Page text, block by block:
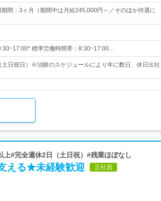
間：3ヶ月（期間中は月給245,000円～／そのほか待遇に
標準労働時間帯：8:30~17:00…
日祝日）※治験のスケジュールにより年に数日、休日出社
#完全週休2日（土日祝）#残業ほぼなし
える★未経験歓迎 正社員